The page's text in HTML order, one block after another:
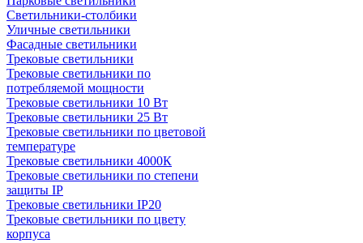
Светильники-столбики
Уличные светильники
Фасадные светильники
Трековые светильники
Трековые светильники по
потребляемой мощности
Трековые светильники 10 Вт
Трековые светильники 25 Вт
Трековые светильники по цветовой
температуре
Трековые светильники 4000К
Трековые светильники по степени
защиты IP
Трековые светильники IP20
Трековые светильники по цвету
корпуса